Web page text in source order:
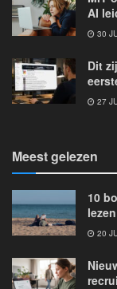
AI
30
Dit
27
Meest gelezen
10
20